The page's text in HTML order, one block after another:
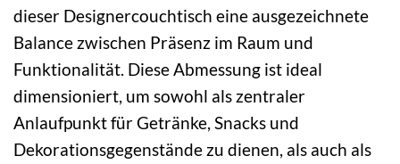
dieser Designercouchtisch eine ausgezeichnete
Balance zwischen Präsenz im Raum und
Funktionalität. Diese Abmessung ist ideal
dimensioniert, um sowohl als zentraler
Anlaufpunkt für Getränke, Snacks und
Dekorationsgegenstände zu dienen, als auch als